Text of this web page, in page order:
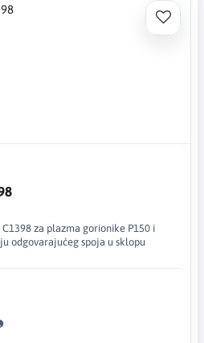
za plazma gorionike P150 i
odgovarajućeg spoja u sklopu